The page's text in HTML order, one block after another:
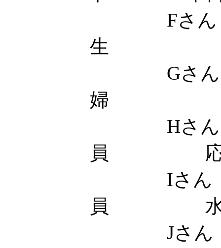
Fさん
生 土
Gさ
婦 応
Hさん
員 応
Iさん
員 水
Jさん